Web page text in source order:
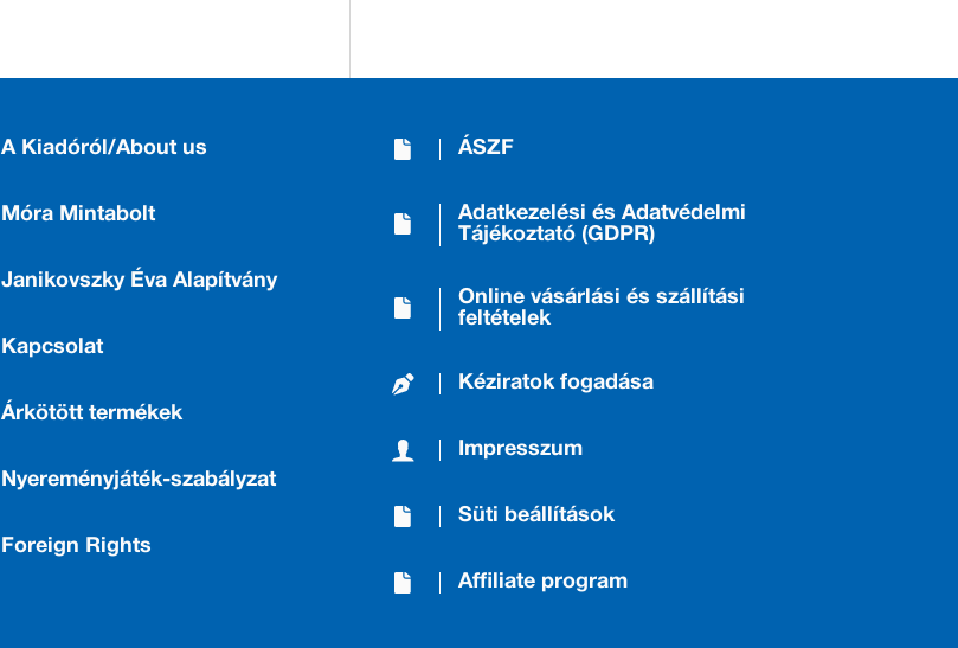
A Kiadóról/About us
Móra Mintabolt
Janikovszky Éva Alapítvány
Kapcsolat
Árkötött termékek
Nyereményjáték-szabályzat
Foreign Rights
ÁSZF
Adatkezelési és Adatvédelmi
Tájékoztató (GDPR)
Online vásárlási és szállítási
feltételek
Kéziratok fogadása
Impresszum
Süti beállítások
Affiliate program